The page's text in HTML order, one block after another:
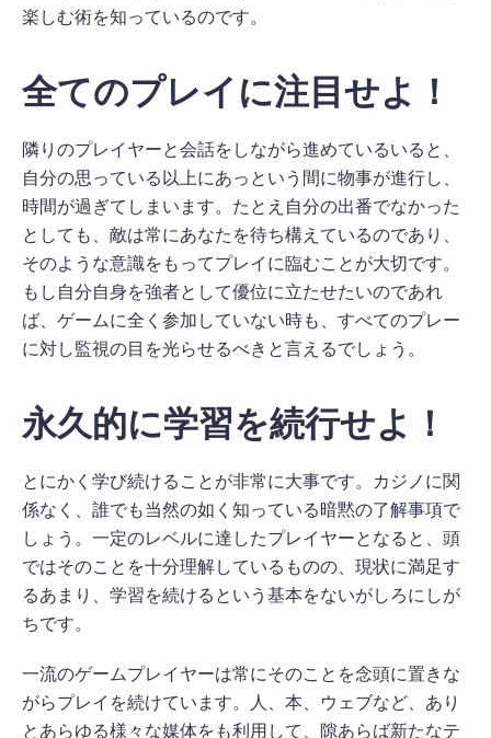
楽しむ術を知っているのです。
全てのプレイに注目せよ！
隣りのプレイヤーと会話をしながら進めているいると、
自分の思っている以上にあっという間に物事が進行し、
時間が過ぎてしまいます。たとえ自分の出番でなかった
としても、敵は常にあなたを待ち構えているのであり、
そのような意識をもってプレイに臨むことが大切です。
もし自分自身を強者として優位に立たせたいのであれ
ば、ゲームに全く参加していない時も、すべてのプレー
に対し監視の目を光らせるべきと言えるでしょう。
永久的に学習を続行せよ！
とにかく学び続けることが非常に大事です。カジノに関
係なく、誰でも当然の如く知っている暗黙の了解事項で
しょう。一定のレベルに達したプレイヤーとなると、頭
ではそのことを十分理解しているものの、現状に満足す
るあまり、学習を続けるという基本をないがしろにしが
ちです。
一流のゲームプレイヤーは常にそのことを念頭に置きな
がらプレイを続けています。人、本、ウェブなど、あり
とあらゆる様々な媒体をも利用して、隙あらば新たなテ